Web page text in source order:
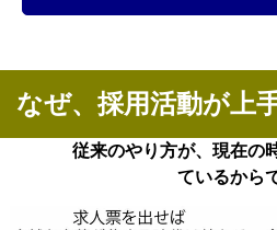
なぜ、採用活動が上
従来のやり方が、現在の
ているから